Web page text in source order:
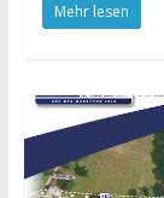
Mehr lesen